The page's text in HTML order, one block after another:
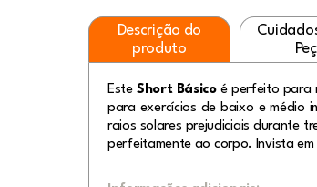
Descrição do
produto
Este Short Básicoé perfeito para
para exercícios de baixo e médio
raios solares prejudiciais durante
perfeitamente ao corpo. Invista